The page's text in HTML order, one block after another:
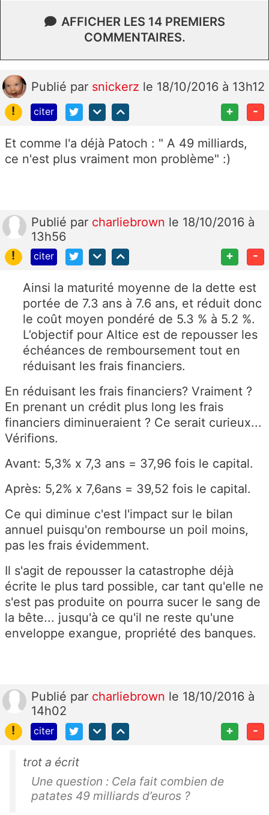
AFFICHER LES 14 PREMIERS
COMMENTAIRES.
Publié par snickerz le 18/10/2016 à 13h12
!
citer + -
Et comme l'a déjà Patoch : " A 49 milliards,
ce n'est plus vraiment mon problème" :)
Publié par charliebrown le 18/10/2016 à
13h56
!
citer + -
Ainsi la maturité moyenne de la dette est
portée de 7.3 ans à 7.6 ans, et réduit donc
le coût moyen pondéré de 5.3 % à 5.2 %.
L’objectif pour Altice est de repousser les
échéances de remboursement tout en
réduisant les frais financiers.
En réduisant les frais financiers? Vraiment ?
En prenant un crédit plus long les frais
financiers diminueraient ? Ce serait curieux...
Vérifions.
Avant: 5,3% x 7,3 ans = 37,96 fois le capital.
Après: 5,2% x 7,6ans = 39,52 fois le capital.
Ce qui diminue c'est l'impact sur le bilan
annuel puisqu'on rembourse un poil moins,
pas les frais évidemment.
Il s'agit de repousser la catastrophe déjà
écrite le plus tard possible, car tant qu'elle ne
s'est pas produite on pourra sucer le sang de
la bête... jusqu'à ce qu'il ne reste qu'une
enveloppe exangue, propriété des banques.
Publié par charliebrown le 18/10/2016 à
14h02
!
citer + -
trot a écrit
Une question : Cela fait combien de
patates 49 milliards d’euros ?